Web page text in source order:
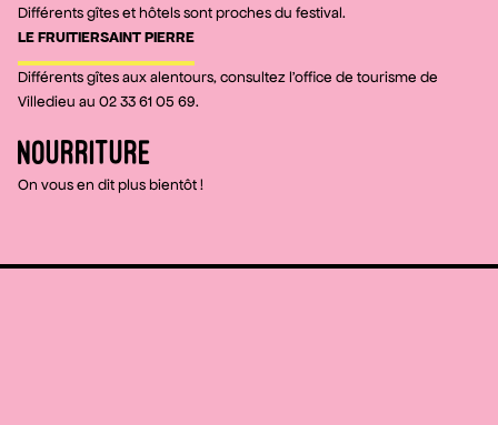
Différents gîtes et hôtels sont proches du festival.
LE FRUITIERSAINT PIERRE
Différents gîtes aux alentours, consultez l'office de tourisme de
Villedieu au 02 33 61 05 69.
NOURRITURE
On vous en dit plus bientôt !